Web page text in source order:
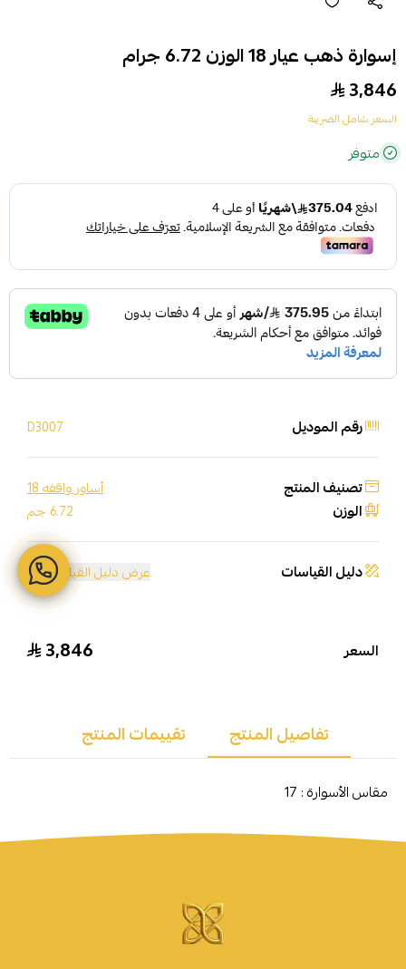
إسوارة ذهب عيار 18 الوزن 6.72 جرام
3,846
السعر شامل الضريبة
متوفر
رقم الموديل D3007
تصنيف المنتج أساور واقفه 18
الوزن 6.72 جم
دليل القياسات عرض دليل القياسات
السعر 3,846
تفاصيل المنتج تقييمات المنتج
مقاس الأسوارة : 17